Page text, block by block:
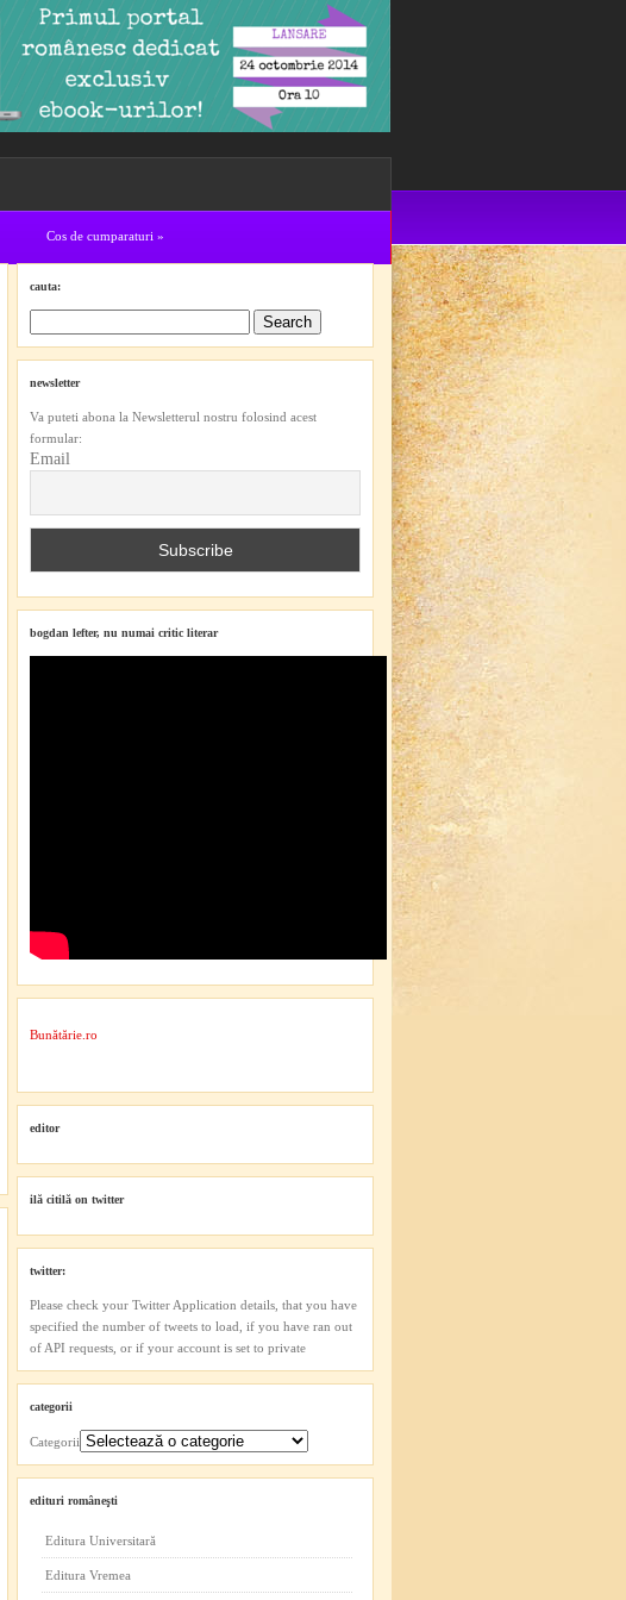
Cos de cumparaturi »
cauta:
newsletter
Va puteti abona la Newsletterul nostru folosind acest
formular:
Email
bogdan lefter, nu numai critic literar
Bunătărie.ro
editor
ilă citilă on twitter
twitter:
Please check your Twitter Application details, that you have
specified the number of tweets to load, if you have ran out
of API requests, or if your account is set to private
categorii
Categorii
edituri româneşti
Editura Universitară
Editura Vremea